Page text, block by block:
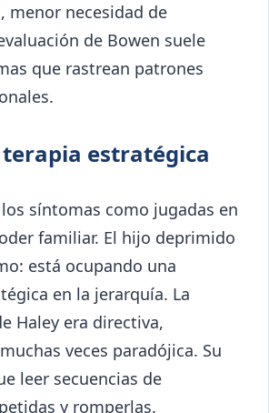
menor necesidad de
de Bowen suele
que rastrean patrones
estratégica
los síntomas como jugadas en
familiar. El hijo deprimido
está ocupando una
en la jerarquía. La
Haley era directiva,
veces paradójica. Su
leer secuencias de
y romperlas.